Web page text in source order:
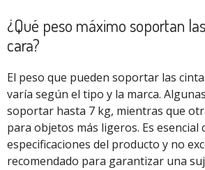
¿Qué peso máximo soportan
cara?
El peso que pueden soportar las
varía según el tipo y la marca.
soportar hasta 7 kg, mientras que
para objetos más ligeros. Es esencial
especificaciones del producto y no
recomendado para garantizar una